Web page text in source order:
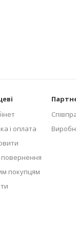
і оплата
повернення
покупцям